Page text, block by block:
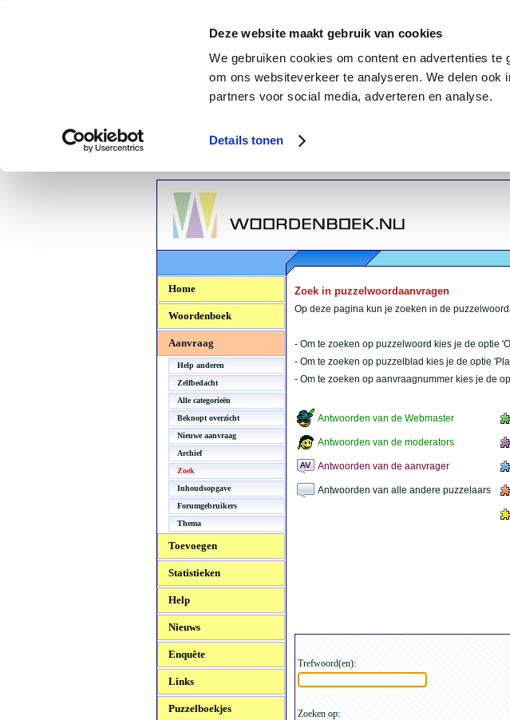
Deze website maakt gebruik van cookies
We gebruiken cookies om content en advertenties
om ons websiteverkeer te analyseren. We delen
partners voor social media, adverteren en analyse.
Details tonen
Woordenboek.NU
Home
Woordenboek
Aanvraag
Help anderen
Zelfbedacht
Alle categorieën
Beknopt overzicht
Nieuwe aanvraag
Archief
Zoek
Inhoudsopgave
Forumgebruikers
Thema
Toevoegen
Statistieken
Help
Nieuws
Enquête
Links
Puzzelboekjes
Zoek in puzzelwoordaanvragen
Op deze pagina kun je zoeken in de
- Om te zoeken op puzzelwoord kies je de optie
- Om te zoeken op puzzelblad kies je de optie
- Om te zoeken op aanvraagnummer kies je de
Antwoorden van de Webmaster
Antwoorden van de moderators
Antwoorden van de aanvrager
Antwoorden van alle andere puzzelaars
Trefwoord(en):
Zoeken op: